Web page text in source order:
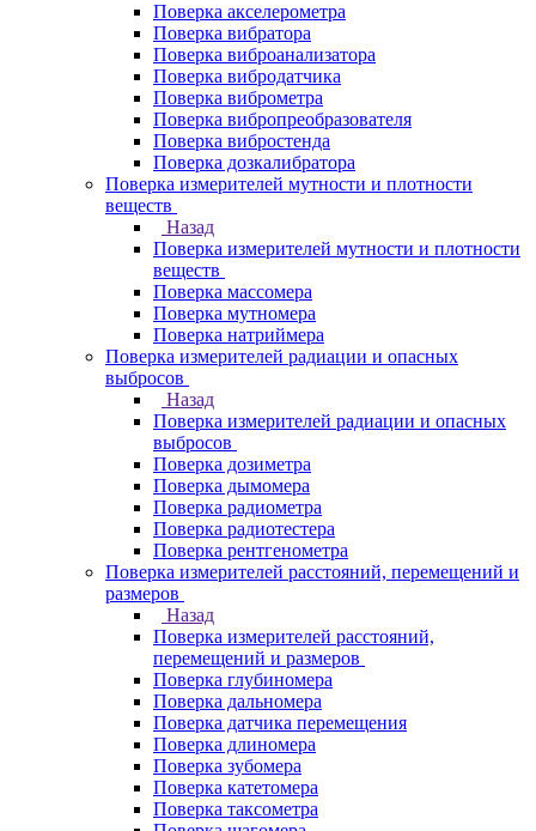
Поверка акселерометра
Поверка вибратора
Поверка виброанализатора
Поверка вибродатчика
Поверка виброметра
Поверка вибропреобразователя
Поверка вибростенда
Поверка дозкалибратора
Поверка измерителей мутности и плотности
веществ
Назад
Поверка измерителей мутности и плотности
веществ
Поверка массомера
Поверка мутномера
Поверка натриймера
Поверка измерителей радиации и опасных
выбросов
Назад
Поверка измерителей радиации и опасных
выбросов
Поверка дозиметра
Поверка дымомера
Поверка радиометра
Поверка радиотестера
Поверка рентгенометра
Поверка измерителей расстояний, перемещений и
размеров
Назад
Поверка измерителей расстояний,
перемещений и размеров
Поверка глубиномера
Поверка дальномера
Поверка датчика перемещения
Поверка длиномера
Поверка зубомера
Поверка катетомера
Поверка таксометра